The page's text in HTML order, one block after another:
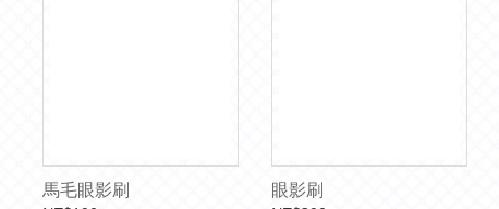
馬毛眼影刷 眼影刷